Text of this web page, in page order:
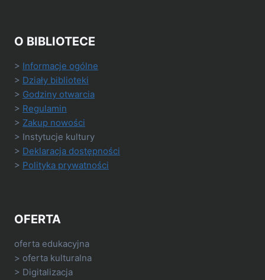
O BIBLIOTECE
> Informacje ogólne
> Działy biblioteki
> Godziny otwarcia
> Regulamin
> Zakup nowości
> Instytucje kultury
> Deklaracja dostępności
> Polityka prywatności
OFERTA
oferta edukacyjna
> oferta kulturalna
> Digitalizacja